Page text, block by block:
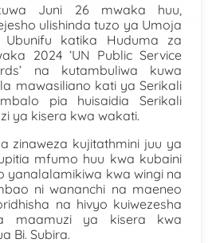
Juni 26 mwaka huu,
ulishinda tuzo ya Umoja
katika Huduma za
2024 ‘UN Public Service
na kutambuliwa kuwa
mawasiliano kati ya Serikali
pia huisaidia Serikali
ya kisera kwa wakati.
zinaweza kujitathmini juu ya
mfumo huu kwa kubaini
yanalalamikiwa kwa wingi na
ni wananchi na maeneo
na hivyo kuiwezesha
maamuzi ya kisera kwa
Bi. Subira.